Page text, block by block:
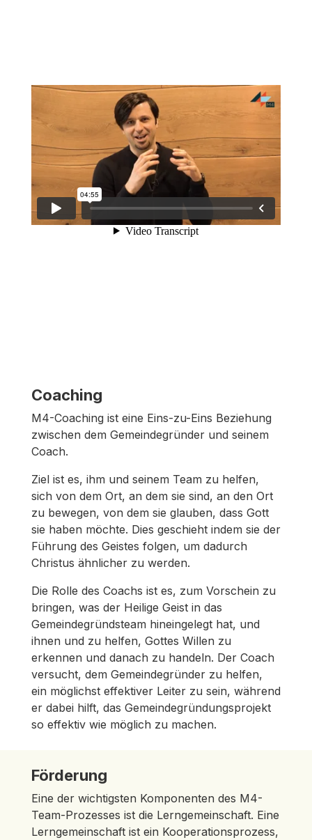
Coaching
M4-Coaching ist eine Eins-zu-Eins Beziehung
zwischen dem Gemeindegründer und seinem
Coach.
Ziel ist es, ihm und seinem Team zu helfen,
sich von dem Ort, an dem sie sind, an den Ort
zu bewegen, von dem sie glauben, dass Gott
sie haben möchte. Dies geschieht indem sie der
Führung des Geistes folgen, um dadurch
Christus ähnlicher zu werden.
Die Rolle des Coachs ist es, zum Vorschein zu
bringen, was der Heilige Geist in das
Gemeindegründsteam hineingelegt hat, und
ihnen und zu helfen, Gottes Willen zu
erkennen und danach zu handeln. Der Coach
versucht, dem Gemeindegründer zu helfen,
ein möglichst effektiver Leiter zu sein, während
er dabei hilft, das Gemeindegründungsprojekt
so effektiv wie möglich zu machen.
Förderung
Eine der wichtigsten Komponenten des M4-
Team-Prozesses ist die Lerngemeinschaft. Eine
Lerngemeinschaft ist ein Kooperationsprozess,